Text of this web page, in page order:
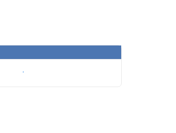
Tampilkan harga